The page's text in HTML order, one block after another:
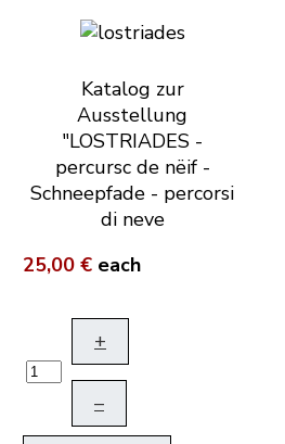
Katalog zur
Ausstellung
"LOSTRIADES -
percursc de nëif -
Schneepfade - percorsi
di neve
25,00 € each
+
–